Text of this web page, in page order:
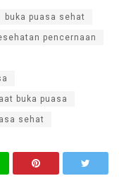
buka puasa sehat
pencernaan
buka puasa
sehat